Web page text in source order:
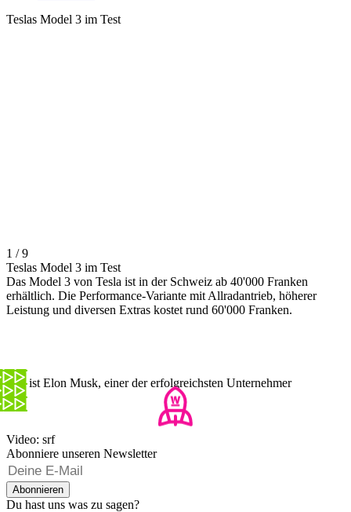
Teslas Model 3 im Test
1 / 9
Teslas Model 3 im Test
Das Model 3 von Tesla ist in der Schweiz ab 40'000 Franken
erhältlich. Die Performance-Variante mit Allradantrieb, höherer
Leistung und diversen Extras kostet rund 60'000 Franken.
Das ist Elon Musk, einer der erfolgreichsten Unternehmer
Video: srf
Abonniere unseren Newsletter
Abonnieren
Du hast uns was zu sagen?